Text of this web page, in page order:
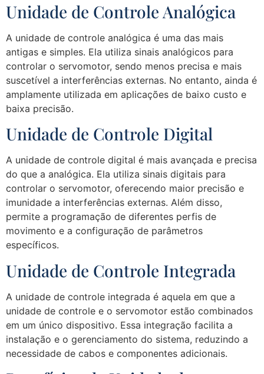
Unidade de Controle Analógica
A unidade de controle analógica é uma das mais
antigas e simples. Ela utiliza sinais analógicos para
controlar o servomotor, sendo menos precisa e mais
suscetível a interferências externas. No entanto, ainda é
amplamente utilizada em aplicações de baixo custo e
baixa precisão.
Unidade de Controle Digital
A unidade de controle digital é mais avançada e precisa
do que a analógica. Ela utiliza sinais digitais para
controlar o servomotor, oferecendo maior precisão e
imunidade a interferências externas. Além disso,
permite a programação de diferentes perfis de
movimento e a configuração de parâmetros
específicos.
Unidade de Controle Integrada
A unidade de controle integrada é aquela em que a
unidade de controle e o servomotor estão combinados
em um único dispositivo. Essa integração facilita a
instalação e o gerenciamento do sistema, reduzindo a
necessidade de cabos e componentes adicionais.